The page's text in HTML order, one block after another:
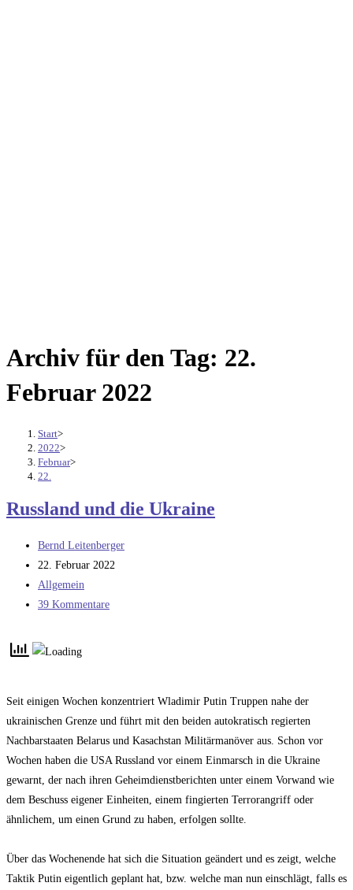
Archiv für den Tag: 22.
Februar 2022
Start>
2022>
Februar>
22.
Russland und die Ukraine
Beitrags-
Autor:
Bernd Leitenberger
Beitrag
veröffentlicht:
22. Februar 2022
Beitrags-
Kategorie:
Allgemein
Beitrags-
39 Kommentare
Seit einigen Wochen konzentriert Wladimir Putin Truppen nahe der
ukrainischen Grenze und führt mit den beiden autokratisch regierten
Nachbarstaaten Belarus und Kasachstan Militärmanöver aus. Schon vor
Wochen haben die USA Russland vor einem Einmarsch in die Ukraine
gewarnt, der nach ihren Geheimdienstberichten unter einem Vorwand wie
dem Beschuss eigener Einheiten, einem fingierten Terrorangriff oder
ähnlichem, um einen Grund zu haben, erfolgen sollte.
Über das Wochenende hat sich die Situation geändert und es zeigt, welche
Taktik Putin eigentlich geplant hat, bzw. welche man nun einschlägt, falls es